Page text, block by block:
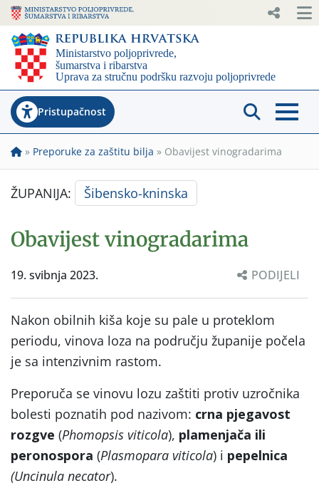
Pristupačnost
» Preporuke za zaštitu bilja » Obavijest vinogradarima
ŽUPANIJA: Šibensko-kninska
Obavijest vinogradarima
19. svibnja 2023. PODIJELI
Nakon obilnih kiša koje su pale u proteklom
periodu, vinova loza na području županije počela
je sa intenzivnim rastom.
Preporuča se vinovu lozu zaštiti protiv uzročnika
bolesti poznatih pod nazivom: crna pjegavost
rozgve (Phomopsis viticola), plamenjača ili
peronospora (Plasmopara viticola) i pepelnica
(Uncinula necator).